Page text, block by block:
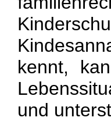
kennt,
und